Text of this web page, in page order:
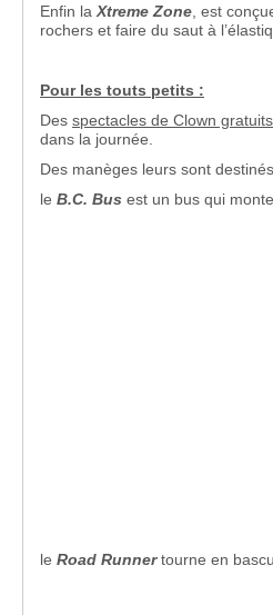
Enfin la Xtreme Zone , est
rochers et faire du saut à
Pour les touts petits :
Des spectacles de Clown gratuits
dans la journée.
Des manèges leurs sont
le B.C. Bus est un bus qui
le Road Runnertourne en